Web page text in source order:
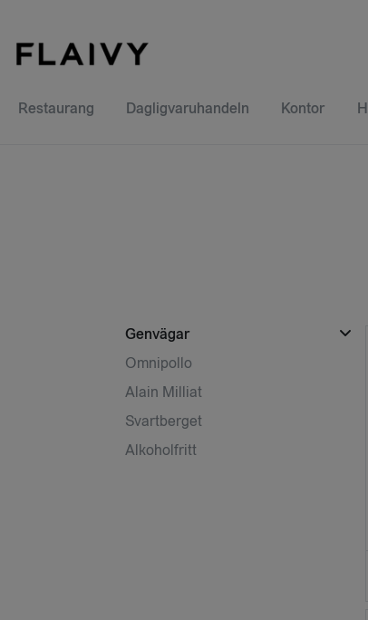
Restaurang Dagligvaruhandeln Kontor
Genvägar
Omnipollo
Alain Milliat
Svartberget
Alkoholfritt